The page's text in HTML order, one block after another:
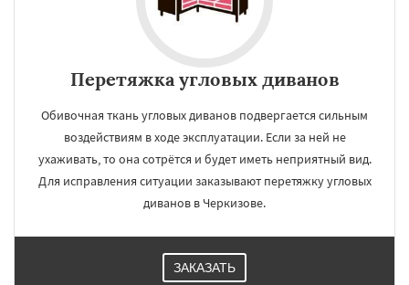
Перетяжка угловых диванов
Обивочная ткань угловых диванов подвергается сильным
воздействиям в ходе эксплуатации. Если за ней не
ухаживать, то она сотрётся и будет иметь неприятный вид.
Для исправления ситуации заказывают перетяжку угловых
диванов в Черкизове.
ЗАКАЗАТЬ